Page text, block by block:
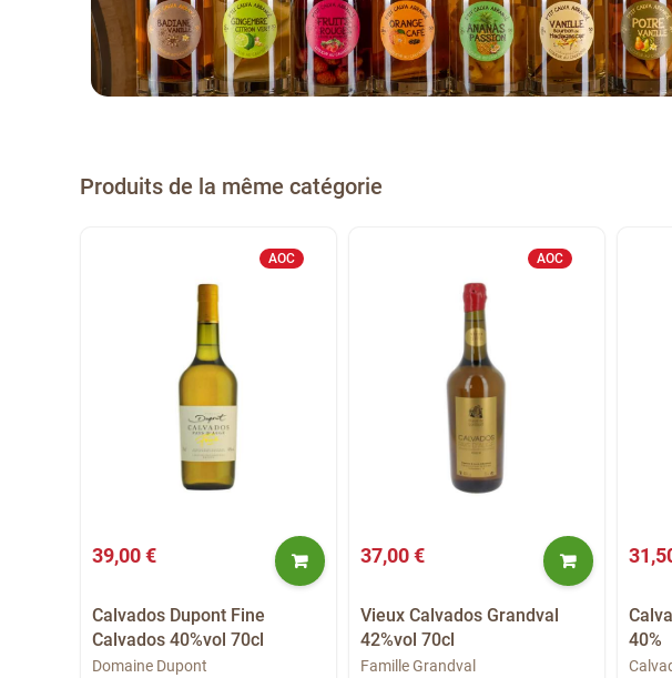
Produits de la même catégorie
AOC
39,00 €
Calvados Dupont Fine
Calvados 40%vol 70cl
Domaine Dupont
AOC
37,00 €
Vieux Calvados Grandval
42%vol 70cl
Famille Grandval
40%